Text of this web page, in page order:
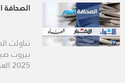
الصحافة
تناولت
2025 العديد من المواضيع …